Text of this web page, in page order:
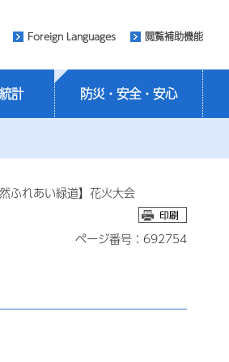
Foreign Languages 閲覧補助機能
計 防災・安全・安心
ふれあい緑道】花火大会
ページ番号：692754